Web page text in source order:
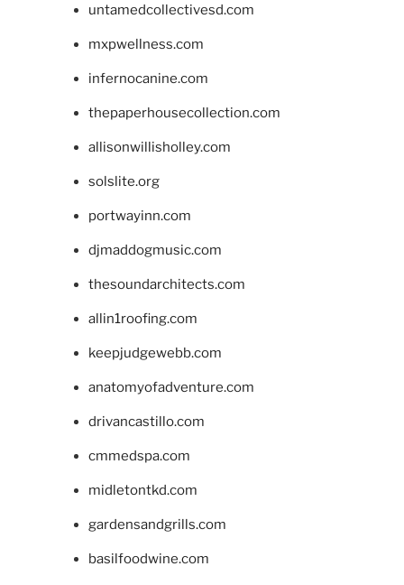
untamedcollectivesd.com
mxpwellness.com
infernocanine.com
thepaperhousecollection.com
allisonwillisholley.com
solslite.org
portwayinn.com
djmaddogmusic.com
thesoundarchitects.com
allin1roofing.com
keepjudgewebb.com
anatomyofadventure.com
drivancastillo.com
cmmedspa.com
midletontkd.com
gardensandgrills.com
basilfoodwine.com